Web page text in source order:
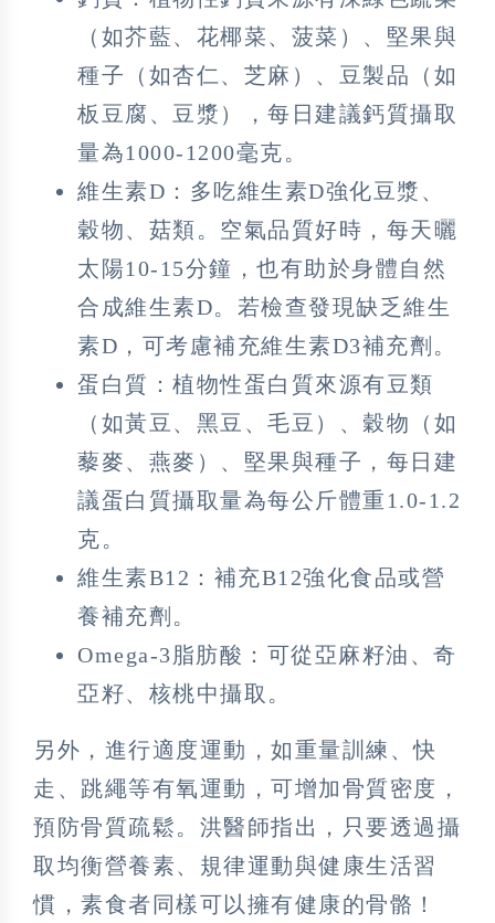
（如芥藍、花椰菜、菠菜）、堅果與
種子（如杏仁、芝麻）、豆製品（如
板豆腐、豆漿），每日建議鈣質攝取
量為1000-1200毫克。
維生素D：多吃維生素D強化豆漿、
穀物、菇類。空氣品質好時，每天曬
太陽10-15分鐘，也有助於身體自然
合成維生素D。若檢查發現缺乏維生
素D，可考慮補充維生素D3補充劑。
蛋白質：植物性蛋白質來源有豆類
（如黃豆、黑豆、毛豆）、穀物（如
藜麥、燕麥）、堅果與種子，每日建
議蛋白質攝取量為每公斤體重1.0-1.2
克。
維生素B12：補充B12強化食品或營
養補充劑。
Omega-3脂肪酸：可從亞麻籽油、奇
亞籽、核桃中攝取。
另外，進行適度運動，如重量訓練、快
走、跳繩等有氧運動，可增加骨質密度，
預防骨質疏鬆。洪醫師指出，只要透過攝
取均衡營養素、規律運動與健康生活習
慣，素食者同樣可以擁有健康的骨骼！